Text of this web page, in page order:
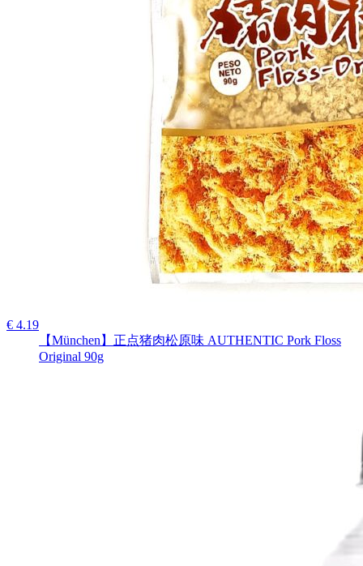
€ 4.19
【München】正点猪肉松原味 AUTHENTIC Pork Floss
Original 90g